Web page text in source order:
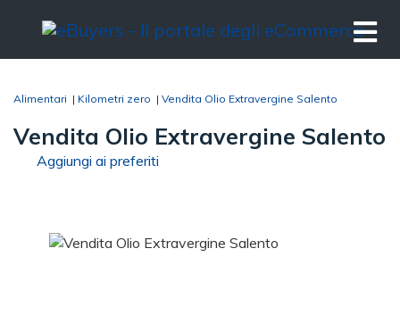
Alimentari | Kilometri zero | Vendita Olio Extravergine Salento
Vendita Olio Extravergine Salento
Aggiungi ai preferiti